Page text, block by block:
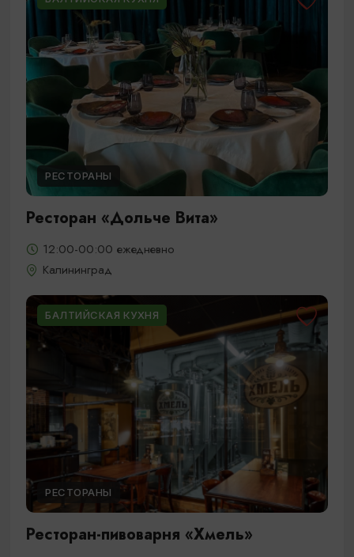
РЕСТОРАНЫ
Ресторан «Дольче Вита»
12:00-00:00 ежедневно
Калининград
БАЛТИЙСКАЯ КУХНЯ
РЕСТОРАНЫ
Ресторан-пивоварня «Хмель»